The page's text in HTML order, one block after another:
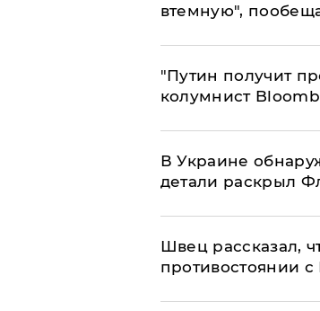
втемную",
"Путин получит
колумнист
В Украине
детали раскрыл
Швец рассказал,
противостоянии с